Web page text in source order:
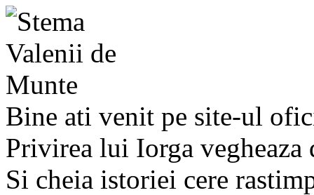
Bine ati venit pe site-ul
Privirea lui Iorga
Si cheia istoriei cere